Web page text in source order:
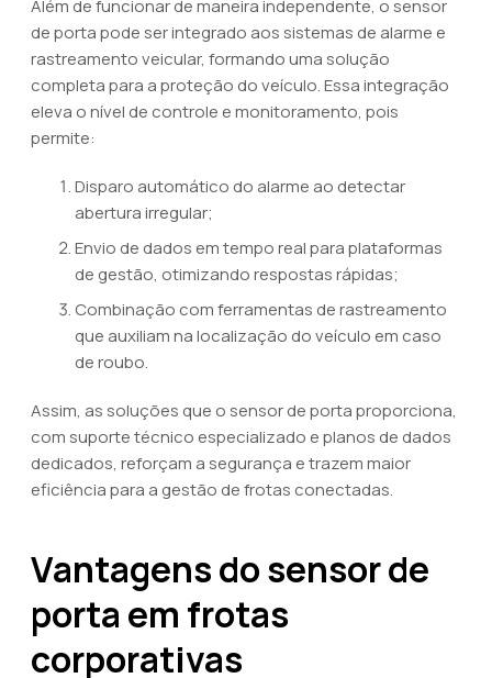
Além de funcionar de maneira independente, o sensor
de porta pode ser integrado aos sistemas de alarme e
rastreamento veicular, formando uma solução
completa para a proteção do veículo. Essa integração
eleva o nível de controle e monitoramento, pois
permite:
Disparo automático do alarme ao detectar
abertura irregular;
Envio de dados em tempo real para plataformas
de gestão, otimizando respostas rápidas;
Combinação com ferramentas de rastreamento
que auxiliam na localização do veículo em caso
de roubo.
Assim, as soluções que o sensor de porta proporciona,
com suporte técnico especializado e planos de dados
dedicados, reforçam a segurança e trazem maior
eficiência para a gestão de frotas conectadas.
Vantagens do sensor de
porta em frotas
corporativas